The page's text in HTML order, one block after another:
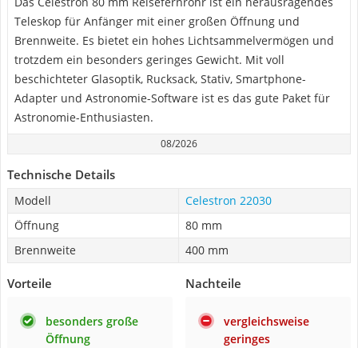
Teleskop für Anfänger mit einer großen Öffnung und
Brennweite. Es bietet ein hohes Lichtsammelvermögen und
trotzdem ein besonders geringes Gewicht. Mit voll
beschichteter Glasoptik, Rucksack, Stativ, Smartphone-
Adapter und Astronomie-Software ist es das gute Paket für
Astronomie-Enthusiasten.
08/2026
Technische Details
Modell
Celestron 22030
Öffnung
80 mm
Brennweite
400 mm
Vorteile
besonders große
Öffnung
Nachteile
vergleichsweise
geringes